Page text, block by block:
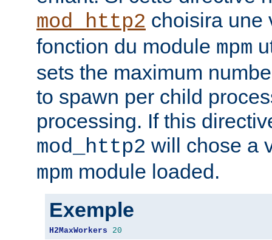
mod_http2 choisira une
fonction du module mpm
sets the maximum
to spawn per child
processing. If this
mod_http2 will chose a
mpm module loaded.
Exemple
H2MaxWorkers 20